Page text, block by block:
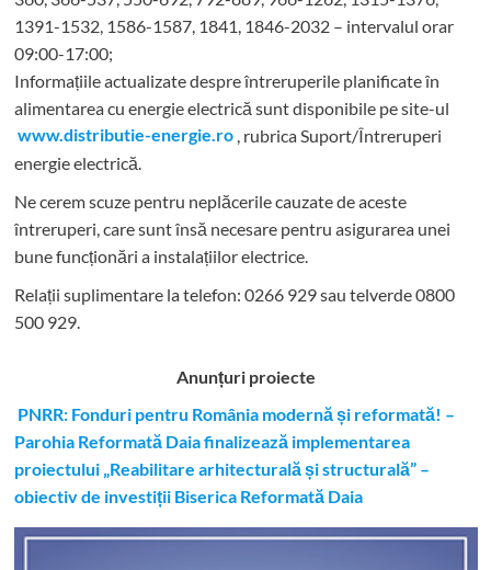
1391-1532, 1586-1587, 1841, 1846-2032 – intervalul orar
09:00-17:00;
Informațiile actualizate despre întreruperile planificate în
alimentarea cu energie electrică sunt disponibile pe site-ul
www.distributie-energie.ro , rubrica Suport/Întreruperi
energie electrică.
Ne cerem scuze pentru neplăcerile cauzate de aceste
întreruperi, care sunt însă necesare pentru asigurarea unei
bune funcționări a instalațiilor electrice.
Relații suplimentare la telefon: 0266 929 sau telverde 0800
500 929.
Anunțuri proiecte
PNRR: Fonduri pentru România modernă și reformată! –
Parohia Reformată Daia finalizează implementarea
proiectului „Reabilitare arhitecturală și structurală” –
obiectiv de investiții Biserica Reformată Daia